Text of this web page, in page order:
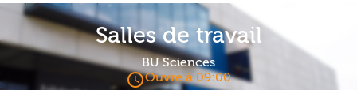
Salles de travail
BU Sciences
access_timeOuvre à 09:00